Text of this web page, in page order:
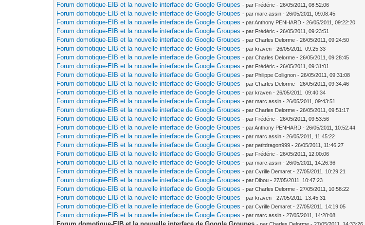
Forum domotique-EIB et la nouvelle interface de Google Groupes - par Frédéric - 26/05/2011, 08:52:06
Forum domotique-EIB et la nouvelle interface de Google Groupes - par marc.assin - 26/05/2011, 09:08:45
Forum domotique-EIB et la nouvelle interface de Google Groupes - par Anthony PENHARD - 26/05/2011, 09:22:20
Forum domotique-EIB et la nouvelle interface de Google Groupes - par Frédéric - 26/05/2011, 09:23:51
Forum domotique-EIB et la nouvelle interface de Google Groupes - par Charles Delorme - 26/05/2011, 09:24:50
Forum domotique-EIB et la nouvelle interface de Google Groupes - par kraven - 26/05/2011, 09:25:33
Forum domotique-EIB et la nouvelle interface de Google Groupes - par Charles Delorme - 26/05/2011, 09:28:45
Forum domotique-EIB et la nouvelle interface de Google Groupes - par Frédéric - 26/05/2011, 09:31:01
Forum domotique-EIB et la nouvelle interface de Google Groupes - par Philippe Collignon - 26/05/2011, 09:31:08
Forum domotique-EIB et la nouvelle interface de Google Groupes - par Charles Delorme - 26/05/2011, 09:34:46
Forum domotique-EIB et la nouvelle interface de Google Groupes - par kraven - 26/05/2011, 09:40:34
Forum domotique-EIB et la nouvelle interface de Google Groupes - par marc.assin - 26/05/2011, 09:43:51
Forum domotique-EIB et la nouvelle interface de Google Groupes - par Charles Delorme - 26/05/2011, 09:51:17
Forum domotique-EIB et la nouvelle interface de Google Groupes - par Frédéric - 26/05/2011, 09:53:56
Forum domotique-EIB et la nouvelle interface de Google Groupes - par Anthony PENHARD - 26/05/2011, 10:52:44
Forum domotique-EIB et la nouvelle interface de Google Groupes - par marc.assin - 26/05/2011, 11:45:22
Forum domotique-EIB et la nouvelle interface de Google Groupes - par petitdragon999 - 26/05/2011, 11:46:27
Forum domotique-EIB et la nouvelle interface de Google Groupes - par Frédéric - 26/05/2011, 12:00:06
Forum domotique-EIB et la nouvelle interface de Google Groupes - par marc.assin - 26/05/2011, 14:26:36
Forum domotique-EIB et la nouvelle interface de Google Groupes - par Cyrille Demaret - 27/05/2011, 10:29:21
Forum domotique-EIB et la nouvelle interface de Google Groupes - par Dibou - 27/05/2011, 10:47:23
Forum domotique-EIB et la nouvelle interface de Google Groupes - par Charles Delorme - 27/05/2011, 10:58:22
Forum domotique-EIB et la nouvelle interface de Google Groupes - par kraven - 27/05/2011, 13:45:31
Forum domotique-EIB et la nouvelle interface de Google Groupes - par Cyrille Demaret - 27/05/2011, 14:19:05
Forum domotique-EIB et la nouvelle interface de Google Groupes - par marc.assin - 27/05/2011, 14:28:08